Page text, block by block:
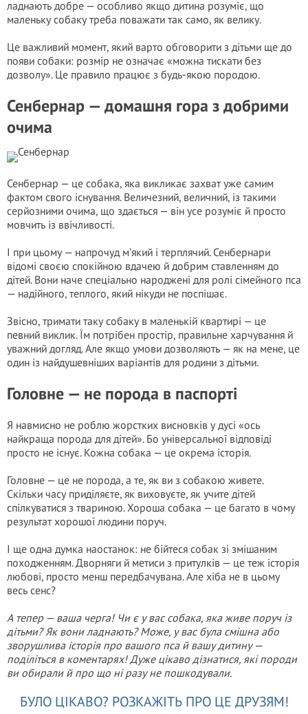
ладнають добре — особливо якщо дитина розуміє, що
маленьку собаку треба поважати так само, як велику.
Це важливий момент, який варто обговорити з дітьми ще до
появи собаки: розмір не означає «можна тискати без
дозволу». Це правило працює з будь-якою породою.
Сенбернар — домашня гора з добрими
очима
Сенбернар — це собака, яка викликає захват уже самим
фактом свого існування. Величезний, величний, із такими
серйозними очима, що здається — він усе розуміє й просто
мовчить із ввічливості.
І при цьому — напрочуд м’який і терплячий. Сенбернари
відомі своєю спокійною вдачею й добрим ставленням до
дітей. Вони наче спеціально народжені для ролі сімейного пса
— надійного, теплого, який нікуди не поспішає.
Звісно, тримати таку собаку в маленькій квартирі — це
певний виклик. Їм потрібен простір, правильне харчування й
уважний догляд. Але якщо умови дозволяють — як на мене, це
один із найдушевніших варіантів для родини з дітьми.
Головне — не порода в паспорті
Я навмисно не роблю жорстких висновків у дусі «ось
найкраща порода для дітей». Бо універсальної відповіді
просто не існує. Кожна собака — це окрема історія.
Головне — це не порода, а те, як ви з собакою живете.
Скільки часу приділяєте, як виховуєте, як учите дітей
спілкуватися з твариною. Хороша собака — це багато в чому
результат хорошої людини поруч.
І ще одна думка наостанок: не бійтеся собак зі змішаним
походженням. Дворняги й метиси з притулків — це теж історія
любові, просто менш передбачувана. Але хіба не в цьому
весь сенс?
А тепер — ваша черга! Чи є у вас собака, яка живе поруч із
дітьми? Як вони ладнають? Може, у вас була смішна або
зворушлива історія про вашого пса й вашу дитину —
поділіться в коментарях! Дуже цікаво дізнатися, які породи
ви обирали й про що ні разу не пошкодували.
БУЛО ЦІКАВО? РОЗКАЖІТЬ ПРО ЦЕ ДРУЗЯМ!